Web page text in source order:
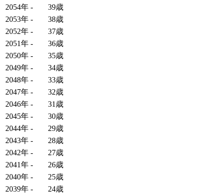
2054年 -
39歳
2053年 -
38歳
2052年 -
37歳
2051年 -
36歳
2050年 -
35歳
2049年 -
34歳
2048年 -
33歳
2047年 -
32歳
2046年 -
31歳
2045年 -
30歳
2044年 -
29歳
2043年 -
28歳
2042年 -
27歳
2041年 -
26歳
2040年 -
25歳
2039年 -
24歳